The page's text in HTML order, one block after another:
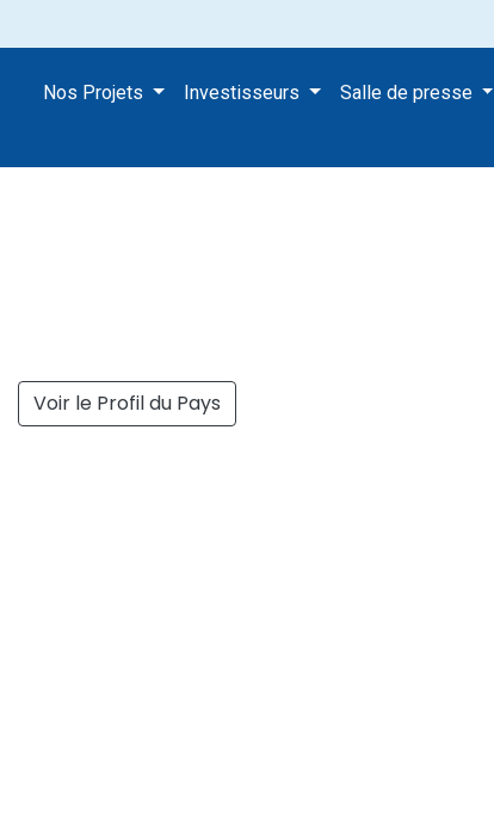
Nos Projets Investisseurs Salle de presse
Voir le Profil du Pays